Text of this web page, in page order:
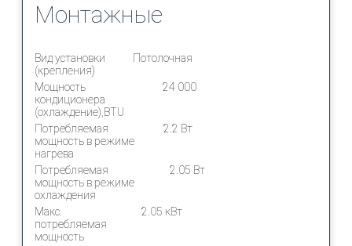
Монтажные
Вид установки
(крепления)
Потолочная
Мощность
кондиционера
(охлаждение),BTU
24 000
Потребляемая
мощность в режиме
нагрева
2.2 Вт
Потребляемая
мощность в режиме
охлаждения
2.05 Вт
Макс.
потребляемая
мощность
2.05 кВт